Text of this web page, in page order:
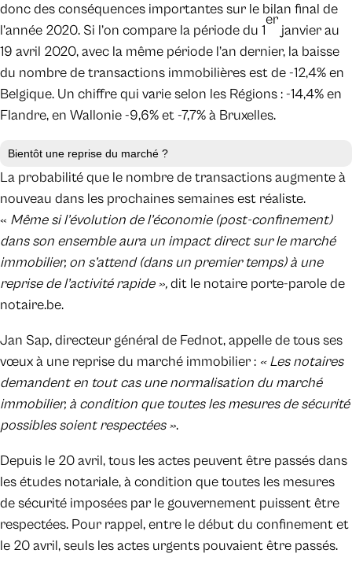
donc des conséquences importantes sur le bilan final de
l’année 2020. Si l’on compare la période du 1
er
janvier au
19 avril 2020, avec la même période l’an dernier, la baisse
du nombre de transactions immobilières est de -12,4% en
Belgique. Un chiffre qui varie selon les Régions : -14,4% en
Flandre, en Wallonie -9,6% et -7,7% à Bruxelles.
Bientôt une reprise du marché ?
La probabilité que le nombre de transactions augmente à
nouveau dans les prochaines semaines est réaliste.
« Même si l’évolution de l’économie (post-confinement)
dans son ensemble aura un impact direct sur le marché
immobilier, on s’attend (dans un premier temps) à une
reprise de l’activité rapide »,dit le notaire porte-parole de
notaire.be.
Jan Sap, directeur général de Fednot, appelle de tous ses
vœux à une reprise du marché immobilier : « Les notaires
demandent en tout cas une normalisation du marché
immobilier, à condition que toutes les mesures de sécurité
possibles soient respectées ».
Depuis le 20 avril, tous les actes peuvent être passés dans
les études notariale, à condition que toutes les mesures
de sécurité imposées par le gouvernement puissent être
respectées. Pour rappel, entre le début du confinement et
le 20 avril, seuls les actes urgents pouvaient être passés.